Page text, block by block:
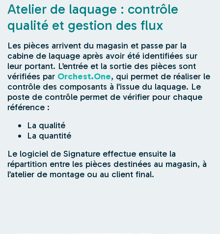
Atelier de laquage : contrôle
qualité et gestion des flux
Les pièces arrivent du magasin et passe par la
cabine de laquage après avoir été identifiées sur
leur portant. L’entrée et la sortie des pièces sont
vérifiées par Orchest.One, qui permet de réaliser le
contrôle des composants à l’issue du laquage. Le
poste de contrôle permet de vérifier pour chaque
référence :
La qualité
La quantité
Le logiciel de Signature effectue ensuite la
répartition entre les pièces destinées au magasin, à
l’atelier de montage ou au client final.